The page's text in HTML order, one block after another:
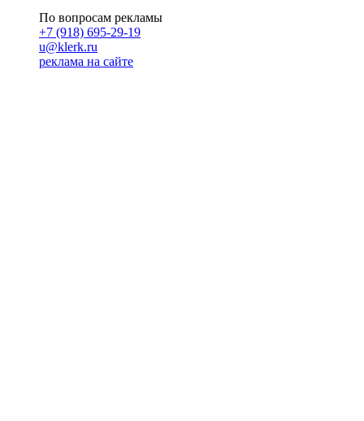
По вопросам рекламы
+7 (918) 695-29-19
u@klerk.ru
реклама на сайте